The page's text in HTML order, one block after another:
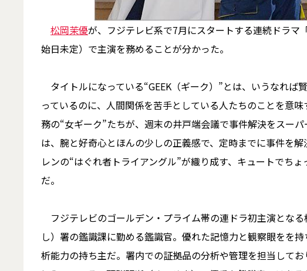
松岡茉優が、フジテレビ系で7月にスタートする連続ドラマ
始日未定）で主演を務めることが分かった。
タイトルになっている“GEEK（ギーク）”とは、いうなれば
っているのに、人間関係を苦手としている人たちのことを意
務の“女ギーク”たちが、週末の井戸端会議で事件解決をスー
は、腕と好奇心とほんの少しの正義感で、定時までに事件を
レンの“はぐれ者トライアングル”が織り成す、キュートでち
だ。
フジテレビのゴールデン・プライム帯の連ドラ初主演とな
し）署の鑑識課に勤める鑑識官。優れた記憶力と観察眼をを
析能力の持ち主だ。署内での証拠品の分析や管理を担当して